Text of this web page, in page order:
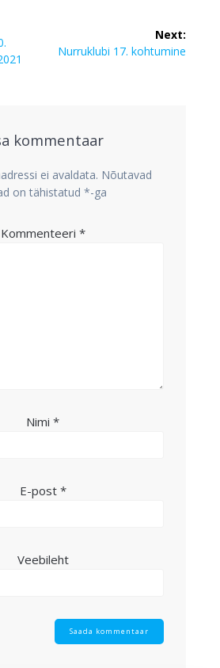
Next:
Next
Nurruklubi 17. kohtumine
kommentaar
ei avaldata. Nõutavad
on tähistatud *-ga
Kommenteeri *
Nimi *
E-post *
Veebileht